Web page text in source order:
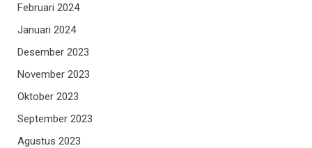
Februari 2024
Januari 2024
Desember 2023
November 2023
Oktober 2023
September 2023
Agustus 2023